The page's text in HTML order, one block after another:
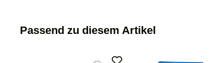
Passend zu diesem Artikel